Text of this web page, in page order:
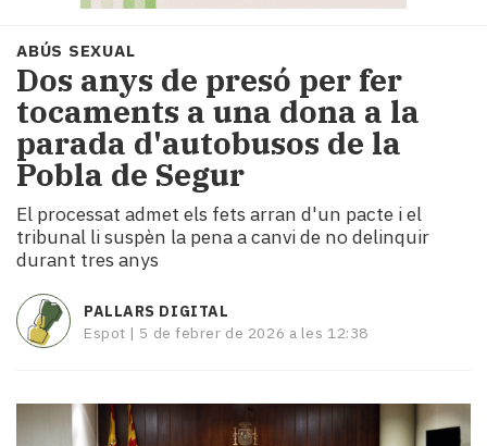
Societat
Política
i
municipis
Economia
i
Cultura
Esports
Mai
tant!
TV
i
temps
ABÚS SEXUAL
Dos anys de presó per fer
tocaments a una dona a la
parada d'autobusos de la
Pobla de Segur
El processat admet els fets arran d'un pacte i el
tribunal li suspèn la pena a canvi de no delinquir
durant tres anys
PALLARS DIGITAL
Espot | 5 de febrer de 2026 a les 12:38